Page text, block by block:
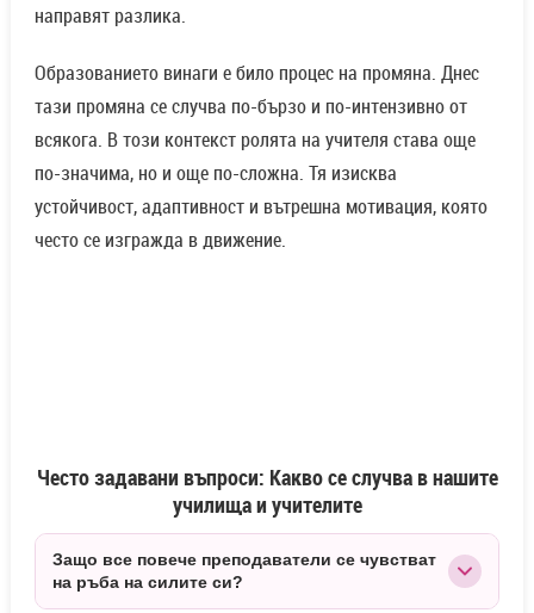
направят разлика.
Образованието винаги е било процес на промяна. Днес
тази промяна се случва по-бързо и по-интензивно от
всякога. В този контекст ролята на учителя става още
по-значима, но и още по-сложна. Тя изисква
устойчивост, адаптивност и вътрешна мотивация, която
често се изгражда в движение.
Често задавани въпроси: Какво се случва в нашите
училища и учителите
Защо все повече преподаватели се чувстват
на ръба на силите си?